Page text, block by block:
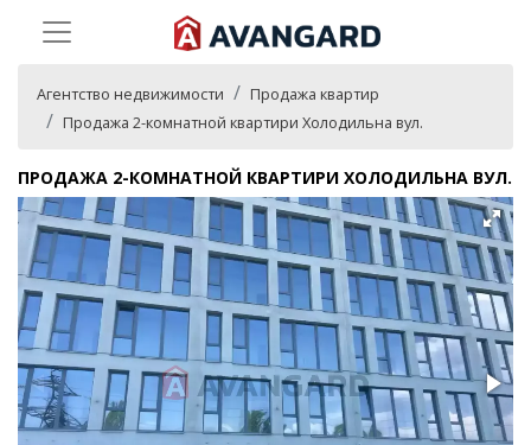
Агентство недвижимости
Продажа квартир
Продажа 2-комнатной квартири Холодильна вул.
ПРОДАЖА 2-КОМНАТНОЙ КВАРТИРИ ХОЛОДИЛЬНА ВУЛ.